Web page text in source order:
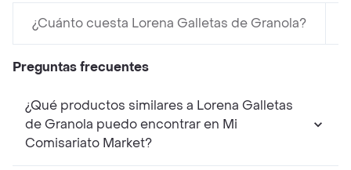
¿Cuánto cuesta Lorena Galletas de Granola?
Preguntas frecuentes
¿Qué productos similares a Lorena Galletas
de Granola puedo encontrar en Mi
Comisariato Market?